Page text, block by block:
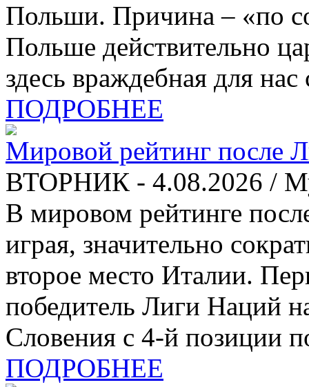
Польши. Причина – «по
Польше действительно
здесь враждебная для нас
ПОДРОБНЕЕ
Мировой рейтинг после
ВТОРНИК - 4.08.2026 /
В мировом рейтинге
играя, значительно
второе место Италии.
победитель Лиги Наций
Словения с 4-й позиции
ПОДРОБНЕЕ